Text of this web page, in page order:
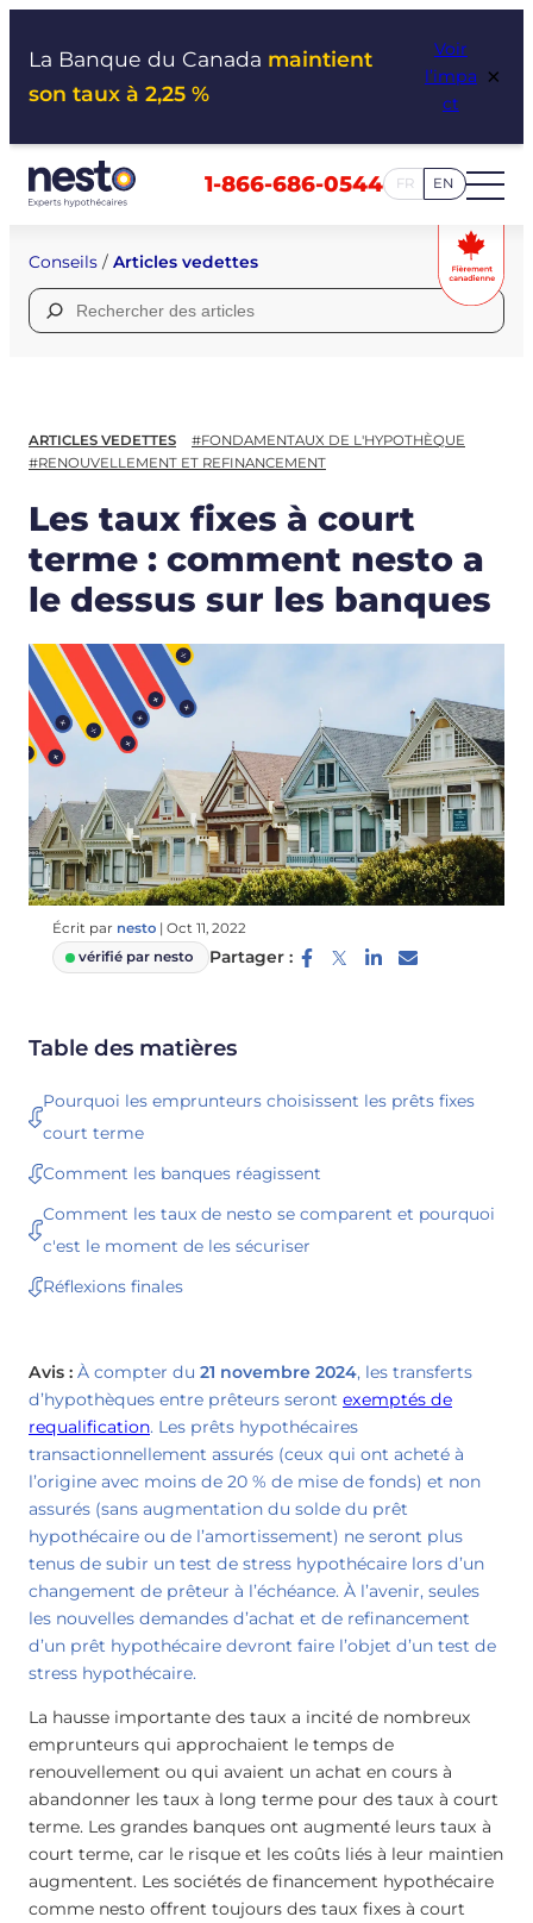
La Banque du Canada maintient
son taux à 2,25 %
Voir
l’impa
ct
×
1-866-686-0544 FR EN
Conseils / Articles vedettes
Rechercher :
ARTICLES VEDETTES
#FONDAMENTAUX DE L'HYPOTHÈQUE
#RENOUVELLEMENT ET REFINANCEMENT
Les taux fixes à court
terme : comment nesto a
le dessus sur les banques
Écrit par nesto | Oct 11, 2022
vérifié par nesto
Partager :
Table des matières
Pourquoi les emprunteurs choisissent les prêts fixes
court terme
Comment les banques réagissent
Comment les taux de nesto se comparent et pourquoi
c'est le moment de les sécuriser
Réflexions finales
Avis : À compter du 21 novembre 2024, les transferts
d’hypothèques entre prêteurs seront exemptés de
requalification. Les prêts hypothécaires
transactionnellement assurés (ceux qui ont acheté à
l’origine avec moins de 20 % de mise de fonds) et non
assurés (sans augmentation du solde du prêt
hypothécaire ou de l’amortissement) ne seront plus
tenus de subir un test de stress hypothécaire lors d’un
changement de prêteur à l’échéance. À l’avenir, seules
les nouvelles demandes d’achat et de refinancement
d’un prêt hypothécaire devront faire l’objet d’un test de
stress hypothécaire.
La hausse importante des taux a incité de nombreux
emprunteurs qui approchaient le temps de
renouvellement ou qui avaient un achat en cours à
abandonner les taux à long terme pour des taux à court
terme. Les grandes banques ont augmenté leurs taux à
court terme, car le risque et les coûts liés à leur maintien
augmentent. Les sociétés de financement hypothécaire
comme nesto offrent toujours des taux fixes à court